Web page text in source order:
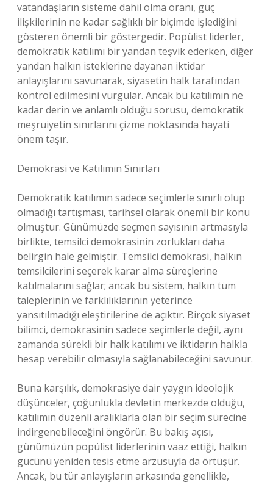
vatandaşların sisteme dahil olma oranı, güç
ilişkilerinin ne kadar sağlıklı bir biçimde işlediğini
gösteren önemli bir göstergedir. Popülist liderler,
demokratik katılımı bir yandan teşvik ederken, diğer
yandan halkın isteklerine dayanan iktidar
anlayışlarını savunarak, siyasetin halk tarafından
kontrol edilmesini vurgular. Ancak bu katılımın ne
kadar derin ve anlamlı olduğu sorusu, demokratik
meşruiyetin sınırlarını çizme noktasında hayati
önem taşır.
Demokrasi ve Katılımın Sınırları
Demokratik katılımın sadece seçimlerle sınırlı olup
olmadığı tartışması, tarihsel olarak önemli bir konu
olmuştur. Günümüzde seçmen sayısının artmasıyla
birlikte, temsilci demokrasinin zorlukları daha
belirgin hale gelmiştir. Temsilci demokrasi, halkın
temsilcilerini seçerek karar alma süreçlerine
katılmalarını sağlar; ancak bu sistem, halkın tüm
taleplerinin ve farklılıklarının yeterince
yansıtılmadığı eleştirilerine de açıktır. Birçok siyaset
bilimci, demokrasinin sadece seçimlerle değil, aynı
zamanda sürekli bir halk katılımı ve iktidarın halkla
hesap verebilir olmasıyla sağlanabileceğini savunur.
Buna karşılık, demokrasiye dair yaygın ideolojik
düşünceler, çoğunlukla devletin merkezde olduğu,
katılımın düzenli aralıklarla olan bir seçim sürecine
indirgenebileceğini öngörür. Bu bakış açısı,
günümüzün popülist liderlerinin vaaz ettiği, halkın
gücünü yeniden tesis etme arzusuyla da örtüşür.
Ancak, bu tür anlayışların arkasında genellikle,